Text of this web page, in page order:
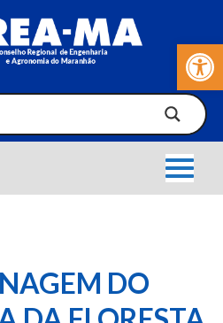
Barra de
DO